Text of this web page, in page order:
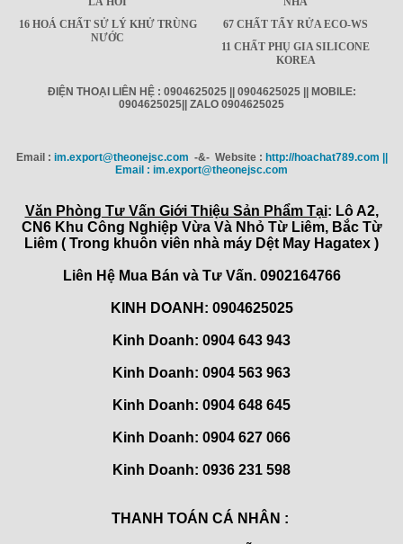
16 HOÁ CHẤT SỬ LÝ KHỬ TRÙNG
NƯỚC
67 CHẤT TẨY RỬA ECO-WS
11 CHẤT PHỤ GIA SILICONE
KOREA
ĐIỆN THOẠI LIÊN HỆ : 0904625025 || 0904625025 || MOBILE:
0904625025|| ZALO 0904625025
Email : im.export@theonejsc.com -&- Website : http://hoachat789.com ||
Email : im.export@theonejsc.com
Văn Phòng Tư Vấn Giới Thiệu Sản Phẩm Tại: Lô A2,
CN6 Khu Công Nghiệp Vừa Và Nhỏ Từ Liêm, Bắc Từ
Liêm ( Trong khuôn viên nhà máy Dệt May Hagatex )
Liên Hệ Mua Bán và Tư Vấn. 0902164766
KINH DOANH: 0904625025
Kinh Doanh: 0904 643 943
Kinh Doanh: 0904 563 963
Kinh Doanh: 0904 648 645
Kinh Doanh: 0904 627 066
Kinh Doanh: 0936 231 598
THANH TOÁN CÁ NHÂN :